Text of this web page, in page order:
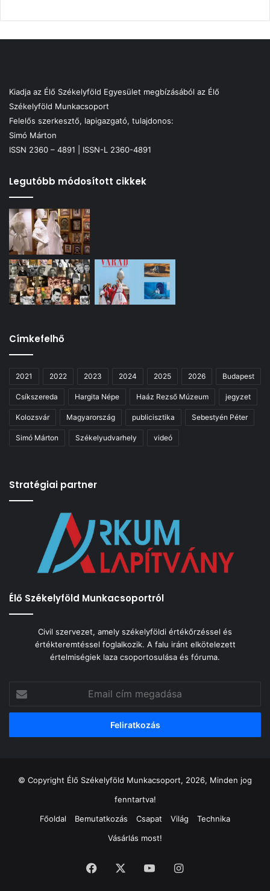
Kiadja az Élő Székelyföld Egyesület megbízásából az Élő
Székelyföld Munkacsoport
Felelős szerkesztő, lapigazgató, tulajdonos:
Simó Márton
ISSN 2360 – 4891 | ISSN-L 2360-4891
Legutóbb módosított cikkek
Címkefelhő
2021 2022 2023 2024 2025 2026 Budapest
Csíkszereda Hargita Népe Haáz Rezső Múzeum jegyzet
Kolozsvár Magyarország publicisztika Sebestyén Péter
Simó Márton Székelyudvarhely videó
Stratégiai partner
Élő Székelyföld Munkacsoportról
Civil szervezet, amely székelyföldi értékőrzéssel és
értékteremtéssel foglalkozik. A falu iránt elkötelezett
értelmiségiek laza csoportosulása és fóruma.
cím
megadása
© Copyright Élő Székelyföld Munkacsoport, 2026, Minden jog
fenntartva!
Főoldal
Bemutatkozás Csapat Világ
Technika
Vásárlás most!
Facebook YouTubeInstagram